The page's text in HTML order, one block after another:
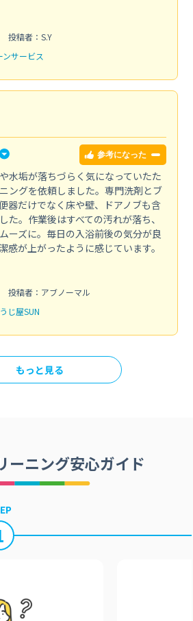
投稿者：S.Y
サービス
参考になった
水垢が落ちづらく気になっていたた
ングを依頼しました。専門洗剤とブ
器だけでなく床や壁、ドアノブも含
た。作業後はすべての汚れが落ち、
ーズに。毎日の入浴前後の気分が良
感が上がったように感じています。
投稿者：アブノーマル
じ屋SUN
もっと見る
ーニング安心ガイド